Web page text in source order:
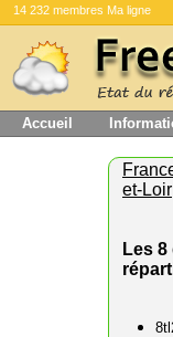
14 232 membres Ma ligne
Accueil
et-Loir
Les